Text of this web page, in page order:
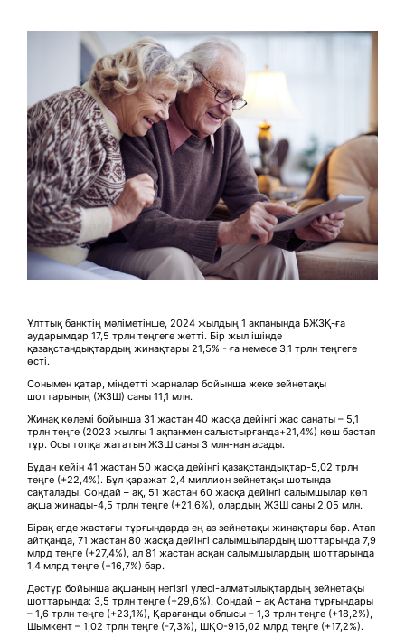
Ұлттық банктің мәліметінше, 2024 жылдың 1 ақпанында БЖЗҚ-ға
аударымдар 17,5 трлн теңгеге жетті. Бір жыл ішінде
қазақстандықтардың жинақтары 21,5% - ға немесе 3,1 трлн теңгеге
өсті.
Сонымен қатар, міндетті жарналар бойынша жеке зейнетақы
шоттарының (ЖЗШ) саны 11,1 млн.
Жинақ көлемі бойынша 31 жастан 40 жасқа дейінгі жас санаты – 5,1
трлн теңге (2023 жылғы 1 ақпанмен салыстырғанда+21,4%) көш бастап
тұр. Осы топқа жататын ЖЗШ саны 3 млн-нан асады.
Бұдан кейін 41 жастан 50 жасқа дейінгі қазақстандықтар-5,02 трлн
теңге (+22,4%). Бұл қаражат 2,4 миллион зейнетақы шотында
сақталады. Сондай – ақ, 51 жастан 60 жасқа дейінгі салымшылар көп
ақша жинады-4,5 трлн теңге (+21,6%), олардың ЖЗШ саны 2,05 млн.
Бірақ егде жастағы тұрғындарда ең аз зейнетақы жинақтары бар. Атап
айтқанда, 71 жастан 80 жасқа дейінгі салымшылардың шоттарында 7,9
млрд теңге (+27,4%), ал 81 жастан асқан салымшылардың шоттарында
1,4 млрд теңге (+16,7%) бар.
Дәстүр бойынша ақшаның негізгі үлесі-алматылықтардың зейнетақы
шоттарында: 3,5 трлн теңге (+29,6%). Сондай – ақ Астана тұрғындары
– 1,6 трлн теңге (+23,1%), Қарағанды облысы – 1,3 трлн теңге (+18,2%),
Шымкент – 1,02 трлн теңге (-7,3%), ШҚО-916,02 млрд теңге (+17,2%).